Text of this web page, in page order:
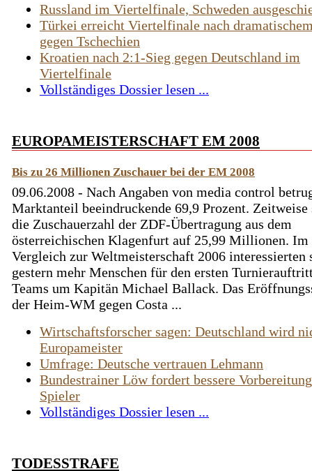
Russland im Viertelfinale, Schweden
Türkei erreicht Viertelfinale nach
gegen Tschechien
Kroatien nach 2:1-Sieg gegen Deutschland im
Viertelfinale
Vollständiges Dossier lesen ...
EUROPAMEISTERSCHAFT EM 2008
Bis zu 26 Millionen Zuschauer bei der EM 2008
09.06.2008 - Nach Angaben von media control
Marktanteil beeindruckende 69,9 Prozent. Zeitweise
die Zuschauerzahl der ZDF-Übertragung aus dem
österreichischen Klagenfurt auf 25,99 Millionen. Im
Vergleich zur Weltmeisterschaft 2006 interessierten
gestern mehr Menschen für den ersten
Teams um Kapitän Michael Ballack. Das
der Heim-WM gegen Costa ...
Wirtschaftsforscher sagen: Deutschland wird
Europameister
Umfrage: Deutsche vertrauen Lehmann
Bundestrainer Löw fordert bessere
Spieler
Vollständiges Dossier lesen ...
TODESSTRAFE